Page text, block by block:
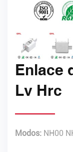
Enlace
Lv Hrc
Modos: NH00